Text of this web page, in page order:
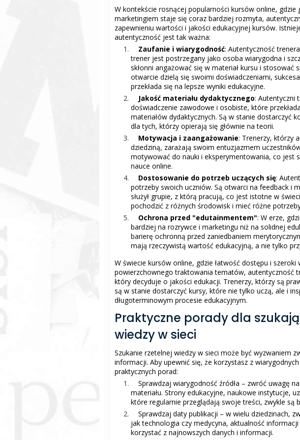
W kontekście rosnącej popularności kursów online, gdzie
marketingiem staje się coraz bardziej rozmyta,
zapewnieniu wartości i jakości edukacyjnej kursów.
autentyczność jest tak ważna:
Zaufanie i wiarygodność: Autentyczność
trener jest postrzegany jako osoba wiarygodna i
skłonni angażować się w materiał kursu i stosować
otwarcie dzielą się swoimi doświadczeniami,
przekłada się na lepsze wyniki edukacyjne.
Jakość materiału dydaktycznego: Autentyczni
doświadczenie zawodowe i osobiste, które
materiałów dydaktycznych. Są w stanie dostarczyć
dla tych, którzy opierają się głównie na teorii.
Motywacja i zaangażowanie: Trenerzy, którzy
dziedziną, zarażają swoim entuzjazmem
motywować do nauki i eksperymentowania, co jest
nauce online.
Dostosowanie do potrzeb uczących się:
potrzeby swoich uczniów. Są otwarci na feedback i
służył grupie, z którą pracują, co jest istotne w
pochodzić z różnych środowisk i mieć różne
Ochrona przed "edutainmentem": W erze,
bardziej na rozrywce i marketingu niż na solidnej
barierę ochronną przed zaniedbaniem
mają rzeczywistą wartość edukacyjną, a nie tylko
W świecie kursów online, gdzie łatwość dostępu i
powierzchownego traktowania tematów, autentyczność
który decyduje o jakości edukacji. Trenerzy, którzy są
są w stanie dostarczyć kursy, które nie tylko uczą, ale i
długoterminowym procesie edukacyjnym.
Praktyczne porady dla
wiedzy w sieci
Szukanie rzetelnej wiedzy w sieci może być wyzwaniem
informacji. Aby upewnić się, że korzystasz z
praktycznych porad:
Sprawdzaj wiarygodność źródła – zwróć uwagę
materiału. Strony edukacyjne, naukowe instytucje,
które regularnie przeglądają swoje treści, zwykle są
Sprawdzaj daty publikacji – w wielu dziedzinach,
jak technologia czy medycyna, aktualność
korzystać z najnowszych danych i informacji.